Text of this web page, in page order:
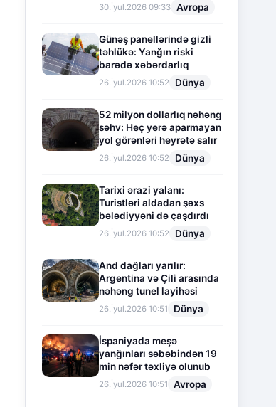
30.İyul.2026 09:33 Avropa
Günəş panellərində gizli
təhlükə: Yanğın riski
barədə xəbərdarlıq
26.İyul.2026 10:52 Dünya
52 milyon dollarlıq nəhəng
səhv: Heç yerə aparmayan
yol görənləri heyrətə salır
26.İyul.2026 10:52 Dünya
Tarixi ərazi yalanı:
Turistləri aldadan şəxs
bələdiyyəni də çaşdırdı
26.İyul.2026 10:52 Dünya
And dağları yarılır:
Argentina və Çili arasında
nəhəng tunel layihəsi
26.İyul.2026 10:51 Dünya
İspaniyada meşə
yanğınları səbəbindən 19
min nəfər təxliyə olunub
26.İyul.2026 10:51 Avropa